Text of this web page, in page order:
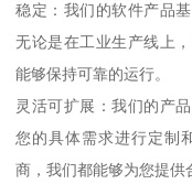
稳定：我们的软件产品
无论是在工业生产线上
能够保持可靠的运行。
灵活可扩展：我们的产
您的具体需求进行定制
商，我们都能够为您提供